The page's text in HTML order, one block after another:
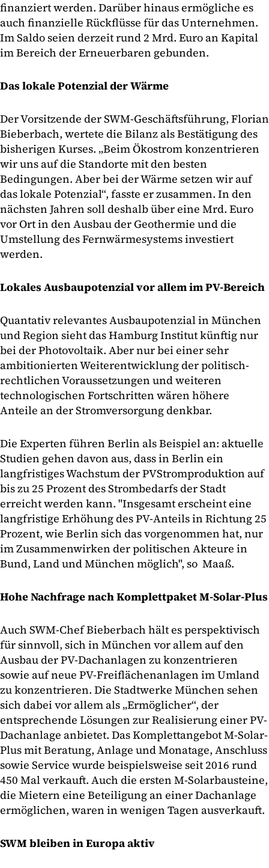
finanziert werden. Darüber hinaus ermögliche es
auch finanzielle Rückflüsse für das Unternehmen.
Im Saldo seien derzeit rund 2 Mrd. Euro an Kapital
im Bereich der Erneuerbaren gebunden.
Das lokale Potenzial der Wärme
Der Vorsitzende der SWM-Geschäftsführung, Florian
Bieberbach, wertete die Bilanz als Bestätigung des
bisherigen Kurses. „Beim Ökostrom konzentrieren
wir uns auf die Standorte mit den besten
Bedingungen. Aber bei der Wärme setzen wir auf
das lokale Potenzial“, fasste er zusammen. In den
nächsten Jahren soll deshalb über eine Mrd. Euro
vor Ort in den Ausbau der Geothermie und die
Umstellung des Fernwärmesystems investiert
werden.
Lokales Ausbaupotenzial vor allem im PV-Bereich
Quantativ relevantes Ausbaupotenzial in München
und Region sieht das Hamburg Institut künftig nur
bei der Photovoltaik. Aber nur bei einer sehr
ambitionierten Weiterentwicklung der politisch-
rechtlichen Voraussetzungen und weiteren
technologischen Fortschritten wären höhere
Anteile an der Stromversorgung denkbar.
Die Experten führen Berlin als Beispiel an: aktuelle
Studien gehen davon aus, dass in Berlin ein
langfristiges Wachstum der PVStromproduktion auf
bis zu 25 Prozent des Strombedarfs der Stadt
erreicht werden kann. "Insgesamt erscheint eine
langfristige Erhöhung des PV-Anteils in Richtung 25
Prozent, wie Berlin sich das vorgenommen hat, nur
im Zusammenwirken der politischen Akteure in
Bund, Land und München möglich", so Maaß.
Hohe Nachfrage nach Komplettpaket M-Solar-Plus
Auch SWM-Chef Bieberbach hält es perspektivisch
für sinnvoll, sich in München vor allem auf den
Ausbau der PV-Dachanlagen zu konzentrieren
sowie auf neue PV-Freiflächenanlagen im Umland
zu konzentrieren. Die Stadtwerke München sehen
sich dabei vor allem als „Ermöglicher“, der
entsprechende Lösungen zur Realisierung einer PV-
Dachanlage anbietet. Das Komplettangebot M-Solar-
Plus mit Beratung, Anlage und Monatage, Anschluss
sowie Service wurde beispielsweise seit 2016 rund
450 Mal verkauft. Auch die ersten M-Solarbausteine,
die Mietern eine Beteiligung an einer Dachanlage
ermöglichen, waren in wenigen Tagen ausverkauft.
SWM bleiben in Europa aktiv